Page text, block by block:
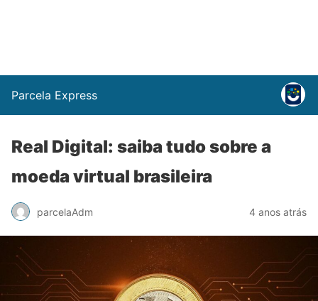
Parcela Express
Real Digital: saiba tudo sobre a
moeda virtual brasileira
parcelaAdm 4 anos atrás